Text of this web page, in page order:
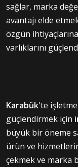
sağlar, marka
avantajı elde
özgün
varlıklarını
Karabük'te
güçlendirmek için
büyük bir öneme
ürün ve
çekmek ve marka